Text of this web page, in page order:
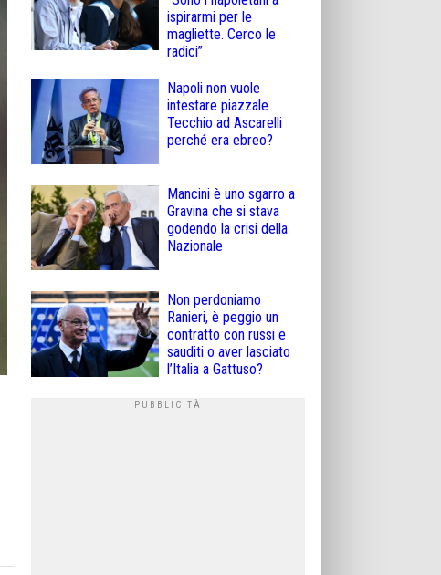
ispirarmi per le
magliette. Cerco le
radici”
Napoli non vuole
intestare piazzale
Tecchio ad Ascarelli
perché era ebreo?
Mancini è uno sgarro a
Gravina che si stava
godendo la crisi della
Nazionale
Non perdoniamo
Ranieri, è peggio un
contratto con russi e
sauditi o aver lasciato
l’Italia a Gattuso?